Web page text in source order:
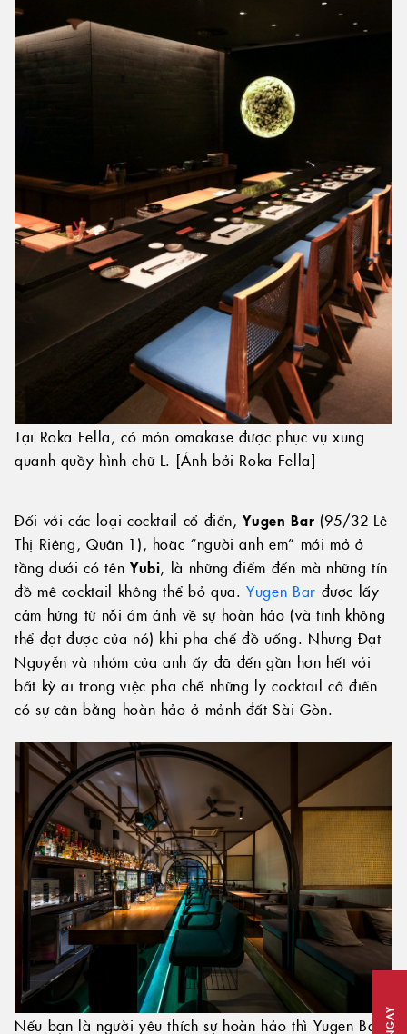
Tại Roka Fella, có món omakase được phục vụ xung
quanh quầy hình chữ L. [Ảnh bởi Roka Fella]
Đối với các loại cocktail cổ điển,Yugen Bar (95/32 Lê
Thị Riêng, Quận 1), hoặc “người anh em” mới mở ở
tầng dưới có tên Yubi, là những điểm đến mà những tín
đồ mê cocktail không thể bỏ qua.Yugen Bar được lấy
cảm hứng từ nỗi ám ảnh về sự hoàn hảo (và tính không
thể đạt được của nó) khi pha chế đồ uống. Nhưng Đạt
Nguyễn và nhóm của anh ấy đã đến gần hơn hết với
bất kỳ ai trong việc pha chế những ly cocktail cổ điển
có sự cân bằng hoàn hảo ở mảnh đất Sài Gòn.
Nếu bạn là người yêu thích sự hoàn hảo thì Yugen Bar